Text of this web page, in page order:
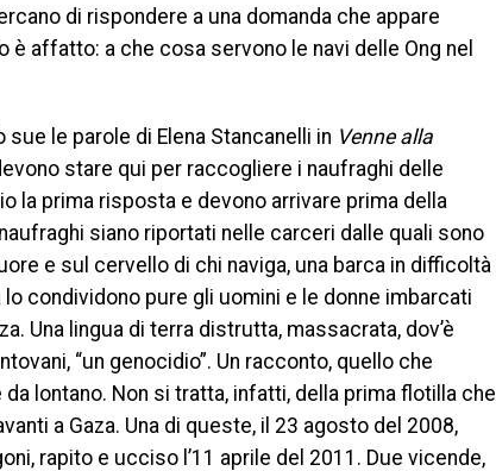
di rispondere a una domanda che appare
affatto: a che cosa servono le navi delle Ong nel
sue le parole di Elena Stancanelli in Venne alla
stare qui per raccogliere i naufraghi delle
la prima risposta e devono arrivare prima della
siano riportati nelle carceri dalle quali sono
e sul cervello di chi naviga, una barca in difficoltà
condividono pure gli uomini e le donne imbarcati
Una lingua di terra distrutta, massacrata, dov’è
“un genocidio”. Un racconto, quello che
lontano. Non si tratta, infatti, della prima flotilla che
a Gaza. Una di queste, il 23 agosto del 2008,
rapito e ucciso l’11 aprile del 2011. Due vicende,